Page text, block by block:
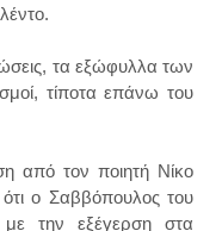
τα εξώφυλλα των
τίποτα επάνω του
από τον ποιητή Νίκο
ο Σαββόπουλος του
με την εξέγερση στα